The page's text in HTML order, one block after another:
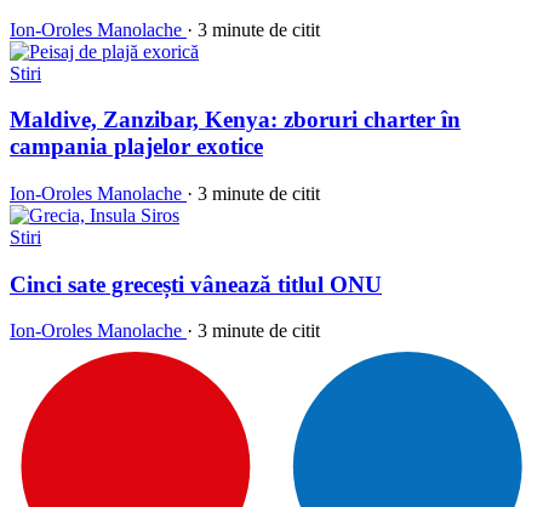
Ion-Oroles Manolache · 3 minute de citit
Stiri
Maldive, Zanzibar, Kenya: zboruri charter în
campania plajelor exotice
Ion-Oroles Manolache · 3 minute de citit
Stiri
Cinci sate grecești vânează titlul ONU
Ion-Oroles Manolache · 3 minute de citit